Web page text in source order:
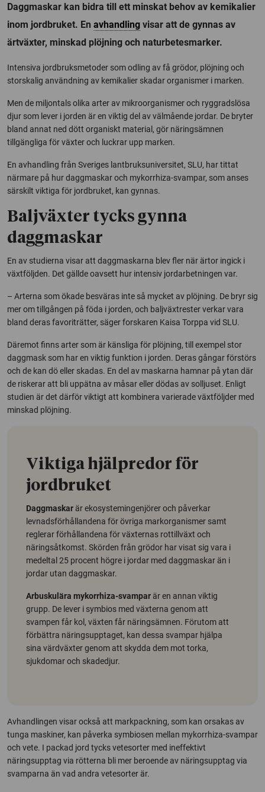
Daggmaskar kan bidra till ett minskat behov av kemikalier
inom jordbruket. En avhandling visar att de gynnas av
ärtväxter, minskad plöjning och naturbetesmarker.
Intensiva jordbruksmetoder som odling av få grödor, plöjning och
storskalig användning av kemikalier skadar organismer i marken.
Men de miljontals olika arter av mikroorganismer och ryggradslösa
djur som lever i jorden är en viktig del av välmående jordar. De bryter
bland annat ned dött organiskt material, gör näringsämnen
tillgängliga för växter och luckrar upp marken.
En avhandling från Sveriges lantbruksuniversitet, SLU, har tittat
närmare på hur daggmaskar och mykorrhiza-svampar, som anses
särskilt viktiga för jordbruket, kan gynnas.
Baljväxter tycks gynna
daggmaskar
En av studierna visar att daggmaskarna blev fler när ärtor ingick i
växtföljden. Det gällde oavsett hur intensiv jordarbetningen var.
– Arterna som ökade besväras inte så mycket av plöjning. De bryr sig
mer om tillgången på föda i jorden, och baljväxtrester verkar vara
bland deras favoriträtter, säger forskaren Kaisa Torppa vid SLU.
Däremot finns arter som är känsliga för plöjning, till exempel stor
daggmask som har en viktig funktion i jorden. Deras gångar förstörs
och de kan dö eller skadas. En del av maskarna hamnar på ytan där
de riskerar att bli uppätna av måsar eller dödas av solljuset. Enligt
studien är det därför viktigt att kombinera varierade växtföljder med
minskad plöjning.
Viktiga hjälpredor för
jordbruket
Daggmaskarär ekosystemingenjörer och påverkar
levnadsförhållandena för övriga markorganismer samt
reglerar förhållandena för växternas rottillväxt och
näringsåtkomst. Skörden från grödor har visat sig vara i
medeltal 25 procent högre i jordar med daggmaskar än i
jordar utan daggmaskar.
Arbuskulära mykorrhiza-svamparär en annan viktig
grupp. De lever i symbios med växterna genom att
svampen får kol, växten får näringsämnen. Förutom att
förbättra näringsupptaget, kan dessa svampar hjälpa
sina värdväxter genom att skydda dem mot torka,
sjukdomar och skadedjur.
Avhandlingen visar också att markpackning, som kan orsakas av
tunga maskiner, kan påverka symbiosen mellan mykorrhiza-svampar
och vete. I packad jord tycks vetesorter med ineffektivt
näringsupptag via rötterna bli mer beroende av näringsupptag via
svamparna än vad andra vetesorter är.